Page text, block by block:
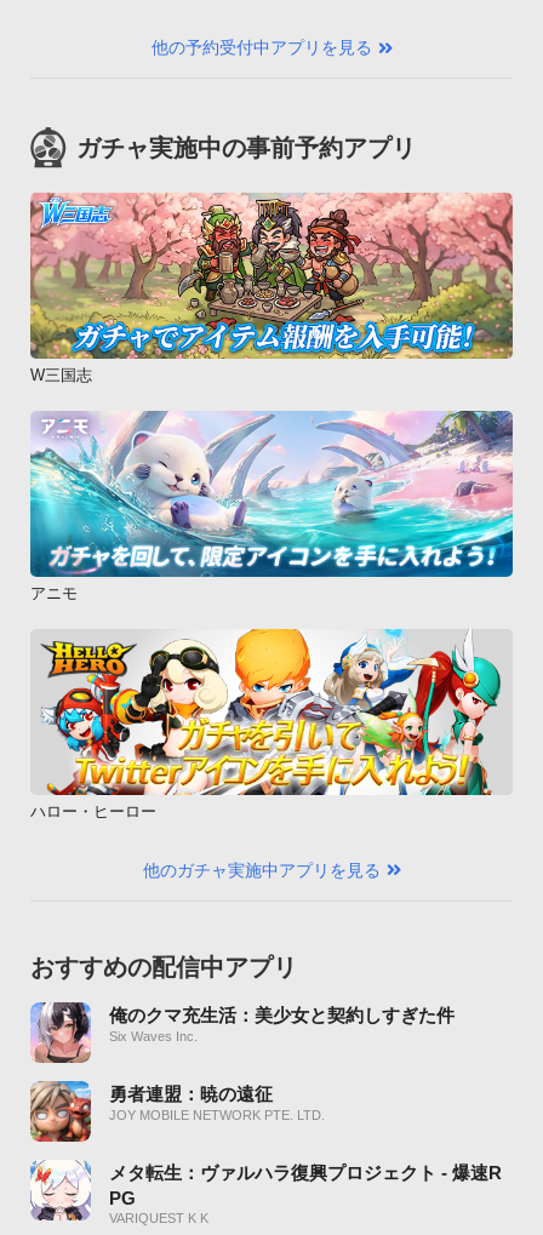
他の予約受付中アプリを見る
ガチャ実施中の事前予約アプリ
W三国志
アニモ
ハロー・ヒーロー
他のガチャ実施中アプリを見る
おすすめの配信中アプリ
俺のクマ充生活：美少女と契約しすぎた件
Six Waves Inc.
勇者連盟：暁の遠征
JOY MOBILE NETWORK PTE. LTD.
メタ転生：ヴァルハラ復興プロジェクト - 爆速R
PG
VARIQUEST K K